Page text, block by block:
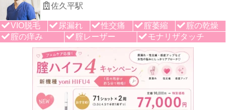
佐久平駅
VIO脱毛 尿漏れ 性交痛 腟萎縮
腟の乾燥
腟の痒み
腟レーザー モナリザタッチ